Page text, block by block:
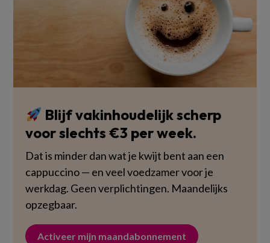
Blijf vakinhoudelijk scherp
voor slechts €3 per week.
Dat is minder dan wat je kwijt bent aan een
cappuccino — en veel voedzamer voor je
werkdag. Geen verplichtingen. Maandelijks
opzegbaar.
Activeer mijn maandabonnement